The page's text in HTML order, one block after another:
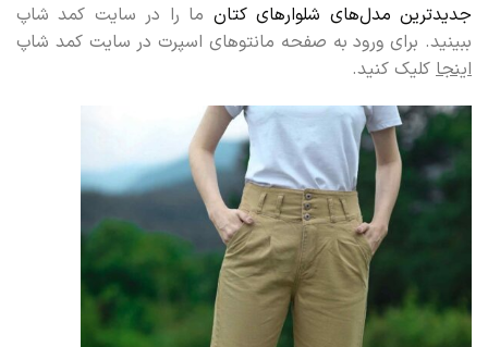
جدیدترین مدل‌های شلوارهای کتانما را در سایت کمد شاپ
ببینید. برای ورود به صفحه مانتوهای اسپرت در سایت کمد شاپ
اینجاکلیک کنید.